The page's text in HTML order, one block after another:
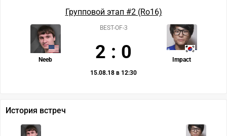
Групповой этап #2 (Ro16)
Neeb Impact
BEST-OF-3
2 : 0
15.08.18 в 12:30
История встреч